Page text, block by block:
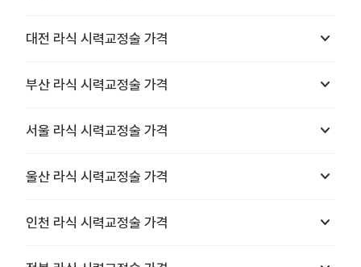
대전 라식 시력교정술 가격 keyboard_arrow_down
부산 라식 시력교정술 가격 keyboard_arrow_down
서울 라식 시력교정술 가격 keyboard_arrow_down
울산 라식 시력교정술 가격 keyboard_arrow_down
인천 라식 시력교정술 가격 keyboard_arrow_down